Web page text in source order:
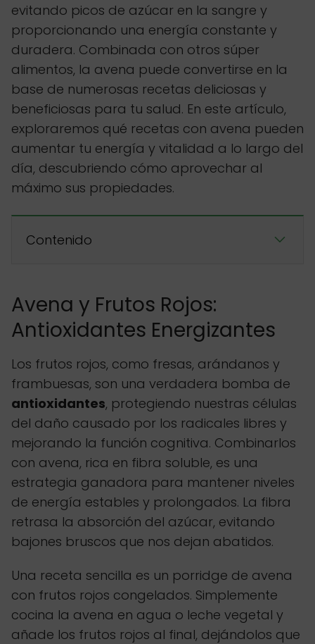
evitando picos de azúcar en la sangre y
proporcionando una energía constante y
duradera. Combinada con otros súper
alimentos, la avena puede convertirse en la
base de numerosas recetas deliciosas y
beneficiosas para tu salud. En este artículo,
exploraremos qué recetas con avena pueden
aumentar tu energía y vitalidad a lo largo del
día, descubriendo cómo aprovechar al
máximo sus propiedades.
Contenido
Avena y Frutos Rojos:
Antioxidantes Energizantes
Los frutos rojos, como fresas, arándanos y
frambuesas, son una verdadera bomba de
antioxidantes, protegiendo nuestras células
del daño causado por los radicales libres y
mejorando la función cognitiva. Combinarlos
con avena, rica en fibra soluble, es una
estrategia ganadora para mantener niveles
de energía estables y prolongados. La fibra
retrasa la absorción del azúcar, evitando
bajones bruscos que nos dejan abatidos.
Una receta sencilla es un porridge de avena
con frutos rojos congelados. Simplemente
cocina la avena en agua o leche vegetal y
añade los frutos rojos al final, dejándolos que